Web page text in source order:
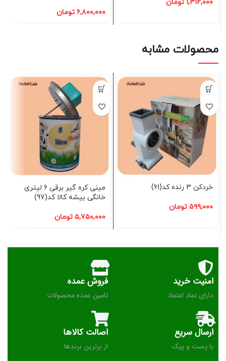
۱,۳۱۲,۰۰۰ تومان
۶,۸۰۰,۰۰۰ تومان
محصولات مشابه
خردکن 3 رنده کد(61)
۵۹۹,۰۰۰ تومان
مینی کره گیر برقی 6 لیتری
خانگی بیشه کالا کد(97)
۵,۷۵۰,۰۰۰ تومان
امنیت خرید
دارای نماد اعتماد
فروش عمده
تامین عمده محصولات
ارسال سریع
با پست و پیک
اصالت کالاها
از برترین برندها